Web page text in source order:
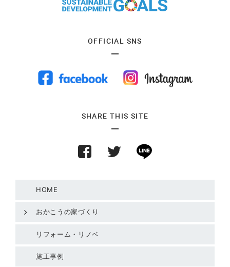
OFFICIAL SNS
SHARE THIS SITE
HOME
おかこうの家づくり
リフォーム・リノベ
施工事例